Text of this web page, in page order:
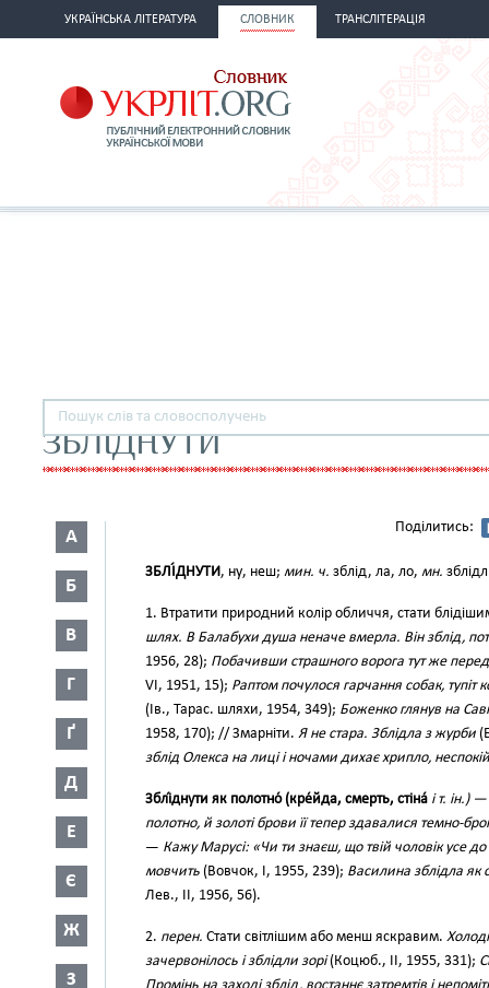
УКРАЇНСЬКА ЛІТЕРАТУРА СЛОВНИК ТРАНСЛІТЕРАЦІЯ
ЗБЛІДНУТИ
А
Б
В
Г
Ґ
Д
Е
Є
Ж
З
Поділитись:
ЗБЛІ́ДНУТИ, ну, неш; мин. ч. зблід, ла, ло, мн.
1. Втратити природний колір обличчя, стати
шлях. В Балабухи душа неначе вмерла. Він зблід,
1956, 28); Побачивши страшного ворога тут же
VI, 1951, 15); Раптом почулося гарчання собак, тупіт
(Ів., Тарас. шляхи, 1954, 349); Боженко глянув на
1958, 170); // Змарніти. Я не стара. Зблідла з журби
зблід Олекса на лиці і ночами дихає хрипло,
Зблі́днути як полотно́ (кре́йда, смерть, стіна́ і т. ін.) —
полотно, й золоті брови її тепер здавалися темно-
— Кажу Марусі: «Чи ти знаєш, що твій чоловік усе
мовчить (Вовчок, І, 1955, 239); Василина зблідла як
Лев., II, 1956, 56).
2. перен. Стати світлішим або менш яскравим.
зачервонілось і зблідли зорі(Коцюб., II, 1955, 331);